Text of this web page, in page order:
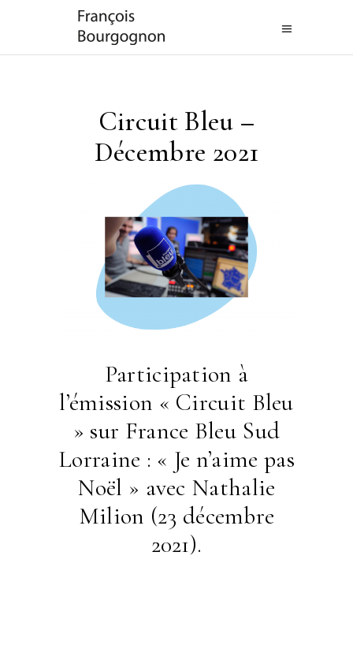
Circuit Bleu –
Décembre 2021
Participation à
l’émission « Circuit Bleu
» sur France Bleu Sud
Lorraine : « Je n’aime pas
Noël » avec Nathalie
Milion (23 décembre
2021).